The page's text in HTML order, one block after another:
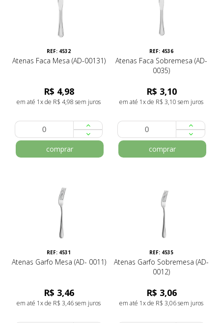
REF: 4532
Atenas Faca Mesa (AD-00131)
R$ 4,98
em até 1x de R$ 4,98 sem juros
comprar
REF: 4536
Atenas Faca Sobremesa (AD-
0035)
R$ 3,10
em até 1x de R$ 3,10 sem juros
comprar
REF: 4531
Atenas Garfo Mesa (AD- 0011)
R$ 3,46
em até 1x de R$ 3,46 sem juros
REF: 4535
Atenas Garfo Sobremesa (AD-
0012)
R$ 3,06
em até 1x de R$ 3,06 sem juros